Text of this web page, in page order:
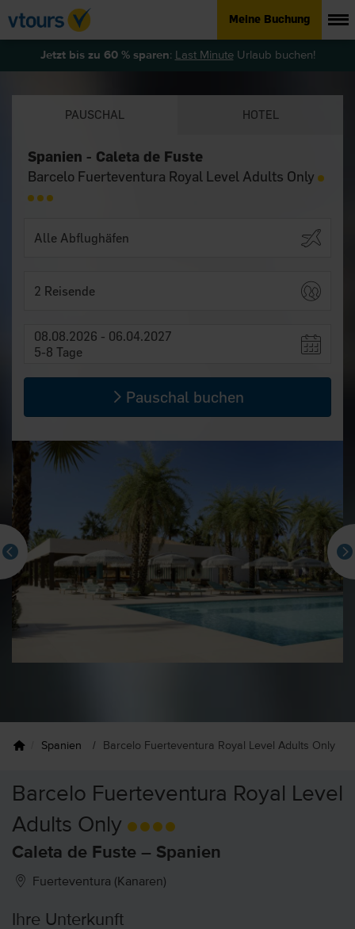
Meine Buchung
Jetzt bis zu 60 % sparen: Last MinuteUrlaub buchen!
PAUSCHAL HOTEL
Spanien - Caleta de Fuste
Barcelo Fuerteventura Royal Level Adults Only
2 Reisende
08.08.2026 - 06.04.2027
5-8 Tage
Pauschal buchen
Spanien Barcelo Fuerteventura Royal Level Adults Only
Barcelo Fuerteventura Royal Level
Adults Only
Caleta de Fuste – Spanien
Fuerteventura (Kanaren)
Ihre Unterkunft